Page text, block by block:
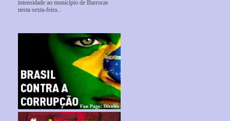
intensidade ao município de Barrocas
nesta sexta-feira...